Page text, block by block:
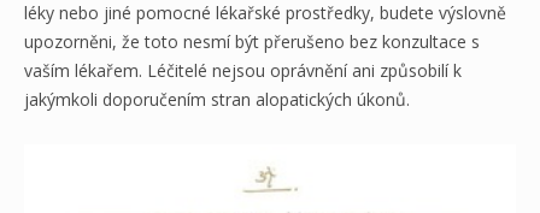
léky nebo jiné pomocné lékařské prostředky, budete výslovně
upozorněni, že toto nesmí být přerušeno bez konzultace s
vaším lékařem. Léčitelé nejsou oprávnění ani způsobilí k
jakýmkoli doporučením stran alopatických úkonů.